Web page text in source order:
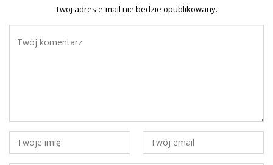
Twoj adres e-mail nie bedzie opublikowany.